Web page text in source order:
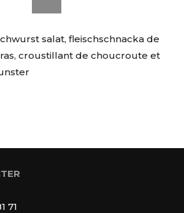
salat, fleischschnacka de
croustillant de choucroute et
71